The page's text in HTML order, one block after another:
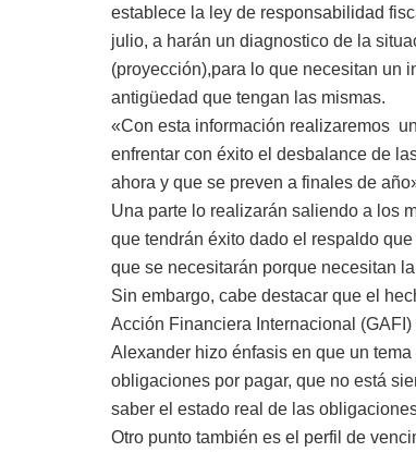
establece la ley de responsabilidad
julio, a harán un diagnostico de la
(proyección),para lo que necesitan un
antigüedad que tengan las mismas.
«Con esta información realizaremos
enfrentar con éxito el desbalance de
ahora y que se preven a finales de
Una parte lo realizarán saliendo a los
que tendrán éxito dado el respaldo
que se necesitarán porque necesitan
Sin embargo, cabe destacar que el
Acción Financiera Internacional
Alexander hizo énfasis en que un
obligaciones por pagar, que no está
saber el estado real de las
Otro punto también es el perfil de